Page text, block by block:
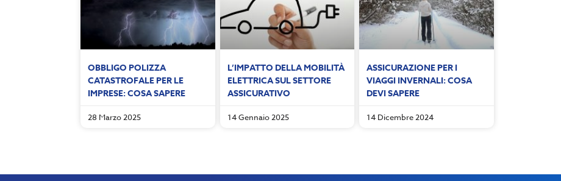
OBBLIGO POLIZZA
CATASTROFALE PER LE
IMPRESE: COSA SAPERE
28 Marzo 2025
L’IMPATTO DELLA MOBILITÀ
ELETTRICA SUL SETTORE
ASSICURATIVO
14 Gennaio 2025
ASSICURAZIONE PER I
VIAGGI INVERNALI: COSA
DEVI SAPERE
14 Dicembre 2024